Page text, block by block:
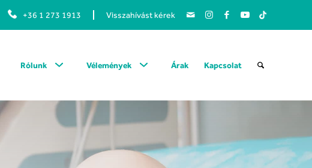
+36 1 273 1913 Visszahívást kérek
Rólunk Vélemények Árak Kapcsolat